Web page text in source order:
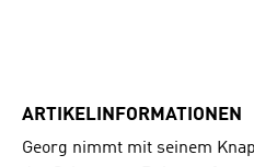
ARTIKELINFORMATIONEN
Georg nimmt mit seinem